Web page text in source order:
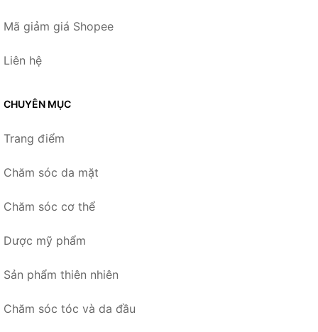
Mã giảm giá Shopee
Liên hệ
CHUYÊN MỤC
Trang điểm
Chăm sóc da mặt
Chăm sóc cơ thể
Dược mỹ phẩm
Sản phẩm thiên nhiên
Chăm sóc tóc và da đầu